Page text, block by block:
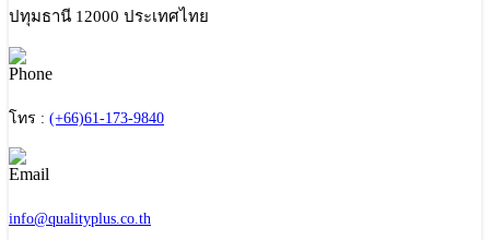
ปทุมธานี 12000 ประเทศไทย
โทร : (+66)61-173-9840
info@qualityplus.co.th